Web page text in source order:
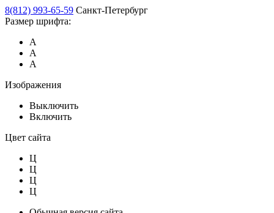
8(812) 993-65-59 Санкт-Петербург
Размер шрифта:
А
А
А
Изображения
Выключить
Включить
Цвет сайта
Ц
Ц
Ц
Ц